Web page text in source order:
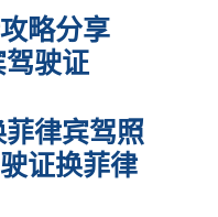
略分享
驶证
律宾驾照
证换菲律